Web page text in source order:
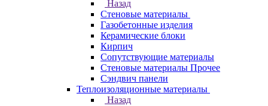
Назад
Стеновые материалы
Газобетонные изделия
Керамические блоки
Кирпич
Сопутствующие материалы
Стеновые материалы Прочее
Сэндвич панели
Теплоизоляционные материалы
Назад